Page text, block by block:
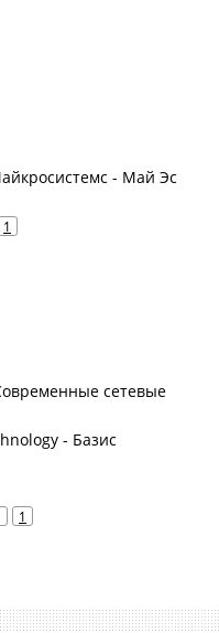
- Май Эс
1
сетевые
- Базис
1